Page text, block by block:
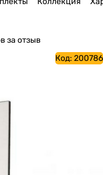
за отзыв
Код: 200786